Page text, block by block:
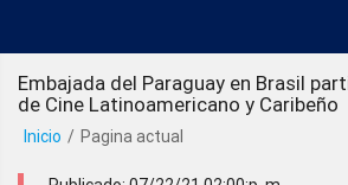
Embajada del Paraguay en Brasil
de Cine Latinoamericano y Caribeño
Inicio / Pagina actual